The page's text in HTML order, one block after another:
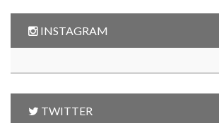
INSTAGRAM
TWITTER